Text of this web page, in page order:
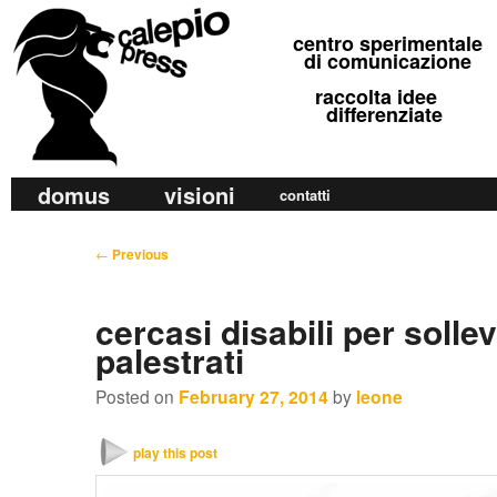
calepio press
©
centro sperimentale
di comunicazione
raccolta idee
differenziate
a
Skip
Skip
secondary
domus visioni contatti
P
t
n
a
g
← Previous
cercasi disabili per
palestrati
Posted on February 27, 2014by leone
play this post